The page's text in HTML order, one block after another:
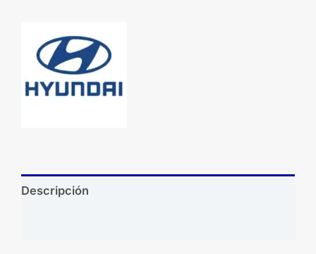
Descripción